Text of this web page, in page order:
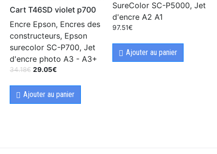
Cart T46SD violet p700
Encre Epson, Encres des
constructeurs, Epson
surecolor SC-P700, Jet
d'encre photo A3 - A3+
34.18€ 29.05€
Ajouter au panier
SureColor SC-P5000, Jet
d'encre A2 A1
97.51€
Ajouter au panier